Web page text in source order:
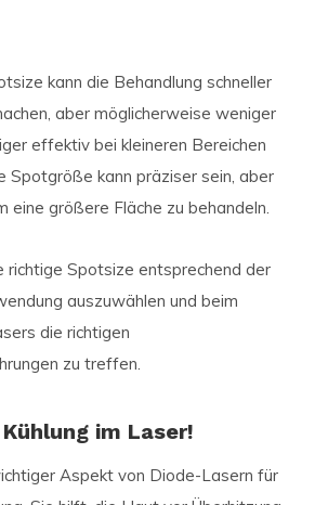
kann die Behandlung schneller
aber möglicherweise weniger
effektiv bei kleineren Bereichen
Spotgröße kann präziser sein, aber
eine größere Fläche zu behandeln.
richtige Spotsize entsprechend der
auszuwählen und beim
die richtigen
zu treffen.
im Laser!
Aspekt von Diode-Lasern für